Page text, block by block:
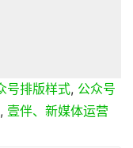
号排版样式, 公众号
, 壹伴、新媒体运营